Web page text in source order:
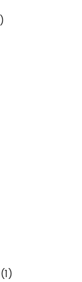
(1)